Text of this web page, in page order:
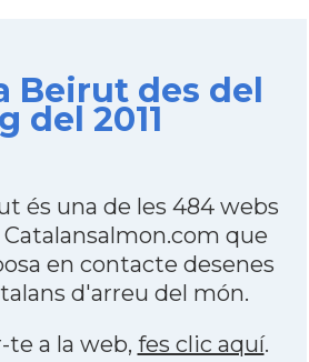
Beirut des del
del 2011
és una de les 484 webs
que
en contacte desenes
d'arreu del món.
te a la web, fes clic aquí.